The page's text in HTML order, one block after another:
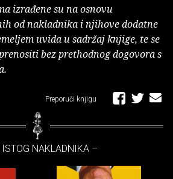
izrađene su na osnovu
od nakladnika i njihove dodatne
uvida u sadržaj knjige, te se
bez prethodnog dogovora s
Preporuči knjigu
ISTOG NAKLADNIKA –